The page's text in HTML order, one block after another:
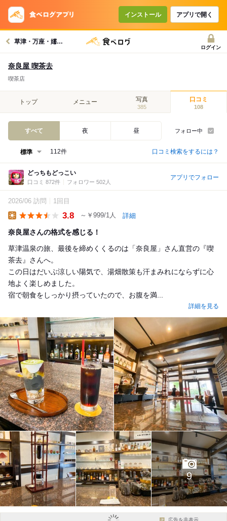
インストール アプリで開く
草津・万座・嬬恋村周辺グルメへ
ログイン
奈良屋 喫茶去
喫茶店
トップ メニュー 写真
385
口コミ
108
すべて 夜 昼 フォロー中
112件 口コミ検索をするには？
どっちもどっこい
口コミ 872件 フォロワー 502人
アプリでフォロー
2026/06 訪問 1回目
3.8 ～￥999/1人 詳細
奈良屋さんの格式を感じる！
草津温泉の旅、最後を締めくくるのは「奈良屋」さん直営の『喫
茶去』さんへ。
この日はだいぶ涼しい陽気で、湯畑散策も汗まみれにならずに心
地よく楽しめました。
宿で朝食をしっかり摂っていたので、お腹を満...
詳細を見る
9